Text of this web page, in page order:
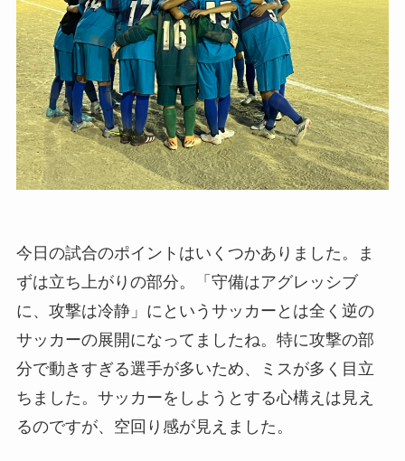
今日の試合のポイントはいくつかありました。ま
ずは立ち上がりの部分。「守備はアグレッシブ
に、攻撃は冷静」にというサッカーとは全く逆の
サッカーの展開になってましたね。特に攻撃の部
分で動きすぎる選手が多いため、ミスが多く目立
ちました。サッカーをしようとする心構えは見え
るのですが、空回り感が見えました。